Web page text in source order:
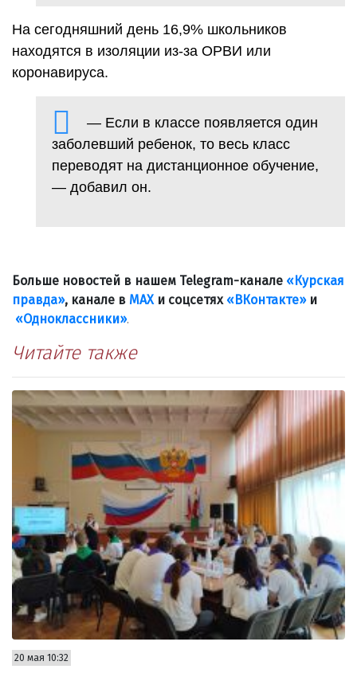
На сегодняшний день 16,9% школьников
находятся в изоляции из-за ОРВИ или
коронавируса.
— Если в классе появляется один
заболевший ребенок, то весь класс
переводят на дистанционное обучение,
— добавил он.
Больше новостей в нашем Telegram-канале «Курская
правда», канале в МАХи соцсетях «ВКонтакте»и
«Одноклассники».
Читайте также
20 мая 10:32